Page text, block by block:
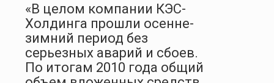
«В целом компании КЭС-
Холдинга прошли осенне-
зимний период без
серьезных аварий и сбоев.
По итогам 2010 года общий